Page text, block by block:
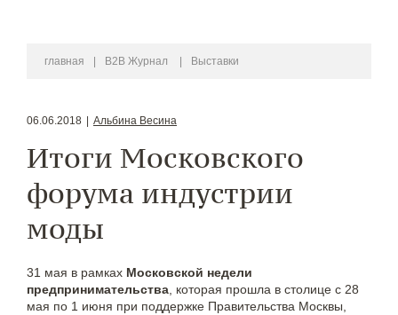
главная B2B Журнал Выставки
06.06.2018 Альбина Весина
Итоги Московского
форума индустрии
моды
31 мая в рамках Московской недели
предпринимательства , которая прошла в столице с 28
мая по 1 июня при поддержке Правительства Москвы,